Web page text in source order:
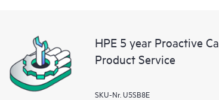
HPE 5 year Proactive
Product Service
SKU-Nr. U5SB8E